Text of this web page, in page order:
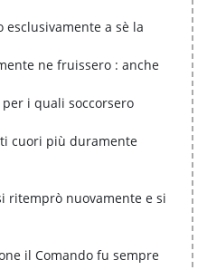
esclusivamente a sè la
ne fruissero : anche
i quali soccorsero
cuori più duramente
ritemprò nuovamente e si
il Comando fu sempre